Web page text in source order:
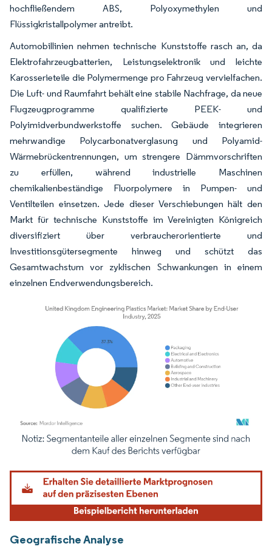
hochfließendem ABS, Polyoxymethylen und
Flüssigkristallpolymer antreibt.
Automobillinien nehmen technische Kunststoffe rasch an, da
Elektrofahrzeugbatterien, Leistungselektronik und leichte
Karosserieteile die Polymermenge pro Fahrzeug vervielfachen.
Die Luft- und Raumfahrt behält eine stabile Nachfrage, da neue
Flugzeugprogramme qualifizierte PEEK- und
Polyimidverbundwerkstoffe suchen. Gebäude integrieren
mehrwandige Polycarbonatverglasung und Polyamid-
Wärmebrückentrennungen, um strengere Dämmvorschriften
zu erfüllen, während industrielle Maschinen
chemikalienbeständige Fluorpolymere in Pumpen- und
Ventilteilen einsetzen. Jede dieser Verschiebungen hält den
Markt für technische Kunststoffe im Vereinigten Königreich
diversifiziert über verbraucherorientierte und
Investitionsgütersegmente hinweg und schützt das
Gesamtwachstum vor zyklischen Schwankungen in einem
einzelnen Endverwendungsbereich.
Bild © Mordor Intelligence. Wiederverwendung erfordert Namensnennung
Geografische Analyse